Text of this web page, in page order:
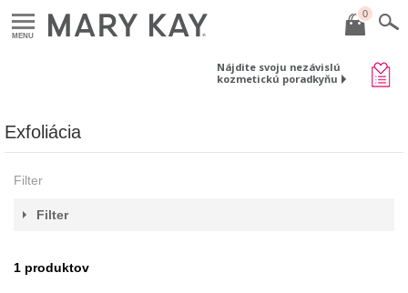
MENU
0
Nájdite svoju nezávislú
kozmetickú poradkyňu
Exfoliácia
Filter
Filter
1 produktov